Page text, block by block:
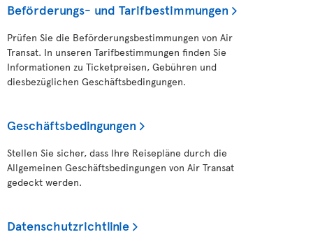
Beförderungs- und Tarifbestimmungen
Prüfen Sie die Beförderungsbestimmungen von Air
Transat. In unseren Tarifbestimmungen finden Sie
Informationen zu Ticketpreisen, Gebühren und
diesbezüglichen Geschäftsbedingungen.
Geschäftsbedingungen
Stellen Sie sicher, dass Ihre Reisepläne durch die
Allgemeinen Geschäftsbedingungen von Air Transat
gedeckt werden.
Datenschutzrichtlinie